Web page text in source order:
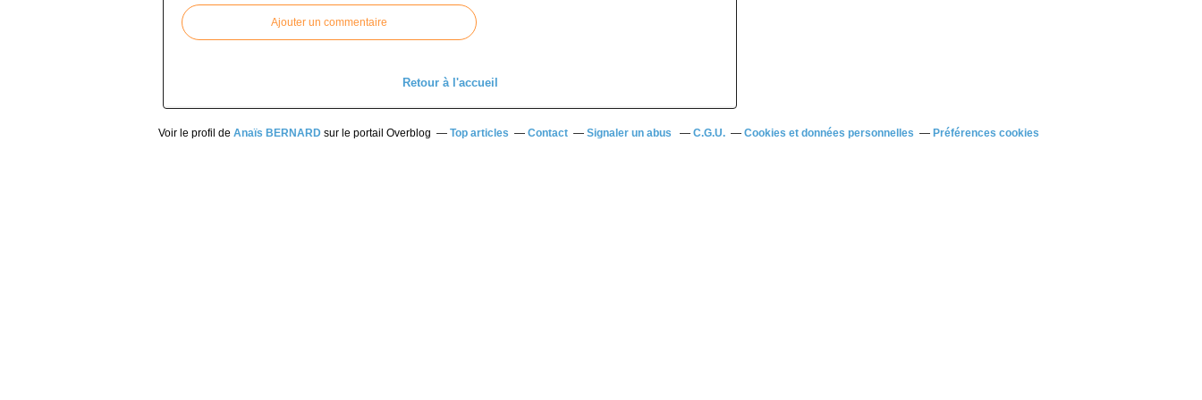
Ajouter un commentaire
Retour à l'accueil
Voir le profil de Anaïs BERNARDsur le portail Overblog Top articles Contact Signaler un abus C.G.U. Cookies et données personnelles Préférences cookies